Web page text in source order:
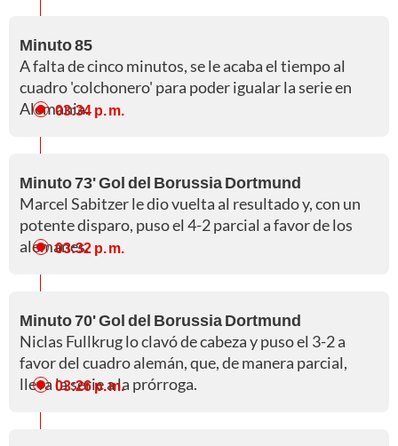
Minuto 85
A falta de cinco minutos, se le acaba el tiempo al
cuadro 'colchonero' para poder igualar la serie en
Alemania.03:34 p. m.
Minuto 73' Gol del Borussia Dortmund
Marcel Sabitzer le dio vuelta al resultado y, con un
potente disparo, puso el 4-2 parcial a favor de los
alemanes.03:32 p. m.
Minuto 70' Gol del Borussia Dortmund
Niclas Fullkrug lo clavó de cabeza y puso el 3-2 a
favor del cuadro alemán, que, de manera parcial,
lleva la serie a la prórroga.
03:26 p. m.